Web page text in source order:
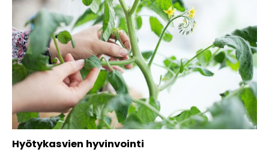
Hyötykasvien hyvinvointi